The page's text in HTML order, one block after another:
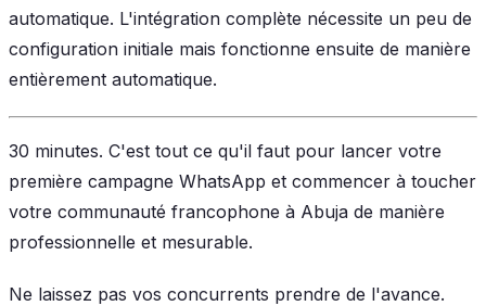
automatique. L'intégration complète nécessite un peu de
configuration initiale mais fonctionne ensuite de manière
entièrement automatique.
30 minutes. C'est tout ce qu'il faut pour lancer votre
première campagne WhatsApp et commencer à toucher
votre communauté francophone à Abuja de manière
professionnelle et mesurable.
Ne laissez pas vos concurrents prendre de l'avance.